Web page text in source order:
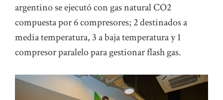
argentino se ejecutó con gas natural CO2
compuesta por 6 compresores; 2 destinados a
media temperatura, 3 a baja temperatura y 1
compresor paralelo para gestionar flash gas.